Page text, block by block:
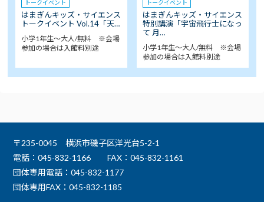
トークイベント
はまぎんキッズ・サイエンス
トークイベント Vol.14「天…
小学1年生～大人/無料 ※会場
参加の場合は入館料別途
トークイベント
はまぎんキッズ・サイエンス
特別講演「宇宙飛行士になっ
て 月…
小学1年生～大人/無料 ※会場
参加の場合は入館料別途
〒235-0045 横浜市磯子区洋光台5-2-1
電話：045-832-1166
FAX：045-832-1161
団体専用電話：045-832-1177
団体専用FAX：045-832-1185